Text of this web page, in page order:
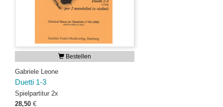
Bestellen
Gabriele Leone
Duetti 1-3
Spielpartitur 2x
28,50 €